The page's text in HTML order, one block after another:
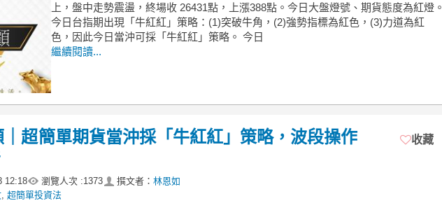
上，盤中走勢震盪，終場收 26431點，上漲388點。今日大盤燈號、期貨態度為紅燈。
今日台指期出現「牛紅紅」策略：(1)突破牛角，(2)強勢指標為紅色，(3)力道為紅
色，因此今日當沖可採「牛紅紅」策略。 今日
繼續閱讀...
超簡單期貨當沖採「牛紅紅」策略，波段操作
12:18 瀏覽人次 :1373 撰文者： 林恩如
超簡單投資法
收藏